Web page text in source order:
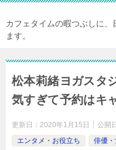
カフェタイムの暇つぶしに
ます。
松本莉緒ヨガスタ
気すぎて予約はキ
更新日： 2020年1月15日 公開
エンタメ・お役立ち
俳優